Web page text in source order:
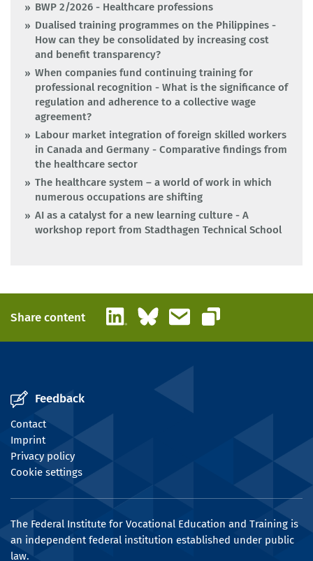
BWP 2/2026 - Healthcare professions
Dualised training programmes on the Philippines -
How can they be consolidated by increasing cost
and benefit transparency?
When companies fund continuing training for
professional recognition - What is the significance of
regulation and adherence to a collective wage
agreement?
Labour market integration of foreign skilled workers
in Canada and Germany - Comparative findings from
the healthcare sector
The healthcare system – a world of work in which
numerous occupations are shifting
AI as a catalyst for a new learning culture - A
workshop report from Stadthagen Technical School
Share content LinkedInBlueskyEmail
Copy link
Feedback
Contact
Imprint
Privacy policy
Cookie settings
The Federal Institute for Vocational Education and Training is
an independent federal institution established under public
law.